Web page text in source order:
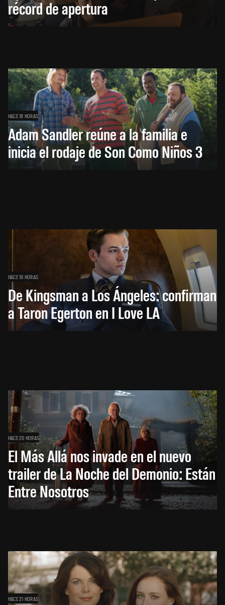
récord de apertura
HACE 18 HORAS
Adam Sandler reúne a la familia e
inicia el rodaje de Son Como Niños 3
HACE 19 HORAS
De Kingsman a Los Ángeles: confirman
a Taron Egerton en I Love LA
HACE 20 HORAS
El Más Allá nos invade en el nuevo
trailer de La Noche del Demonio: Están
Entre Nosotros
HACE 21 HORAS